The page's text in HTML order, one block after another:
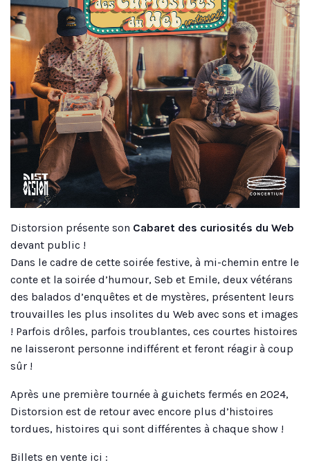
Distorsion présente son Cabaret des curiosités du Web
devant public !
Dans le cadre de cette soirée festive, à mi-chemin entre le
conte et la soirée d’humour, Seb et Emile, deux vétérans
des balados d’enquêtes et de mystères, présentent leurs
trouvailles les plus insolites du Web avec sons et images
! Parfois drôles, parfois troublantes, ces courtes histoires
ne laisseront personne indifférent et feront réagir à coup
sûr !
Après une première tournée à guichets fermés en 2024,
Distorsion est de retour avec encore plus d’histoires
tordues, histoires qui sont différentes à chaque show !
Billets en vente ici :